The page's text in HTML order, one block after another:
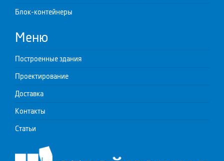
Блок-контейнеры
Меню
Построенные здания
Проектирование
Доставка
Контакты
Статьи